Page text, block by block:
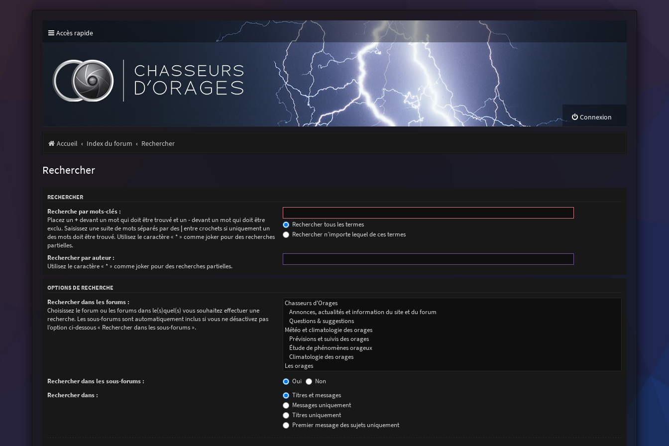
Accès rapide
Connexion
Accueil Index du forum Rechercher
Rechercher
RECHERCHER
Recherche par mots-clés :
Placez un+devant un mot qui doit être trouvé et un-devant un mot qui doit être
exclu. Saisissez une suite de mots séparés par des |entre crochets si uniquement un
des mots doit être trouvé. Utilisez le caractère « * » comme joker pour des recherches
partielles.
Rechercher tous les termes
Rechercher n’importe lequel de ces termes
Rechercher par auteur :
Utilisez le caractère « * » comme joker pour des recherches partielles.
OPTIONS DE RECHERCHE
Rechercher dans les forums :
Choisissez le forum ou les forums dans le(s)quel(s) vous souhaitez effectuer une
recherche. Les sous-forums sont automatiquement inclus si vous ne désactivez pas
l’option ci-dessous « Rechercher dans les sous-forums ».
Rechercher dans les sous-forums : Oui
Non
Rechercher dans :
Titres et messages
Messages uniquement
Titres uniquement
Premier message des sujets uniquement